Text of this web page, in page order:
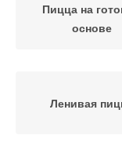
Пицца на
основе
Ленивая